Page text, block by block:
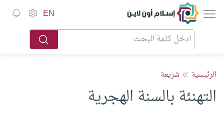
إسلام أون لاين EN
الرئيسية شريعة
التهنئة بالسنة الهجرية